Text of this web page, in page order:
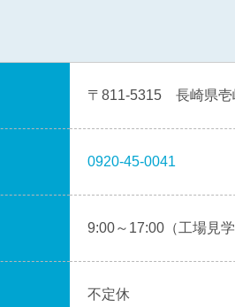
〒811-5315 長崎県壱
0920-45-0041
9:00～17:00（工場見学
不定休